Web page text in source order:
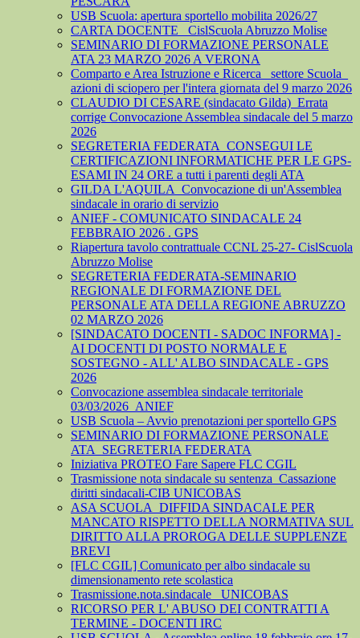
USB Scuola: apertura sportello mobilita 2026/27
CARTA DOCENTE_ CislScuola Abruzzo Molise
SEMINARIO DI FORMAZIONE PERSONALE
ATA 23 MARZO 2026 A VERONA
Comparto e Area Istruzione e Ricerca_ settore Scuola_
azioni di sciopero per l'intera giornata del 9 marzo 2026
CLAUDIO DI CESARE (sindacato Gilda)_Errata
corrige Convocazione Assemblea sindacale del 5 marzo
2026
SEGRETERIA FEDERATA_CONSEGUI LE
CERTIFICAZIONI INFORMATICHE PER LE GPS-
ESAMI IN 24 ORE a tutti i parenti degli ATA
GILDA L'AQUILA_Convocazione di un'Assemblea
sindacale in orario di servizio
ANIEF - COMUNICATO SINDACALE 24
FEBBRAIO 2026 . GPS
Riapertura tavolo contrattuale CCNL 25-27- CislScuola
Abruzzo Molise
SEGRETERIA FEDERATA-SEMINARIO
REGIONALE DI FORMAZIONE DEL
PERSONALE ATA DELLA REGIONE ABRUZZO
02 MARZO 2026
[SINDACATO DOCENTI - SADOC INFORMA] -
AI DOCENTI DI POSTO NORMALE E
SOSTEGNO - ALL' ALBO SINDACALE - GPS
2026
Convocazione assemblea sindacale territoriale
03/03/2026_ANIEF
USB Scuola – Avvio prenotazioni per sportello GPS
SEMINARIO DI FORMAZIONE PERSONALE
ATA_SEGRETERIA FEDERATA
Iniziativa PROTEO Fare Sapere FLC CGIL
Trasmissione nota sindacale su sentenza_Cassazione
diritti sindacali-CIB UNICOBAS
ASA SCUOLA_DIFFIDA SINDACALE PER
MANCATO RISPETTO DELLA NORMATIVA SUL
DIRITTO ALLA PROROGA DELLE SUPPLENZE
BREVI
[FLC CGIL] Comunicato per albo sindacale su
dimensionamento rete scolastica
Trasmissione.nota.sindacale _UNICOBAS
RICORSO PER L' ABUSO DEI CONTRATTI A
TERMINE - DOCENTI IRC